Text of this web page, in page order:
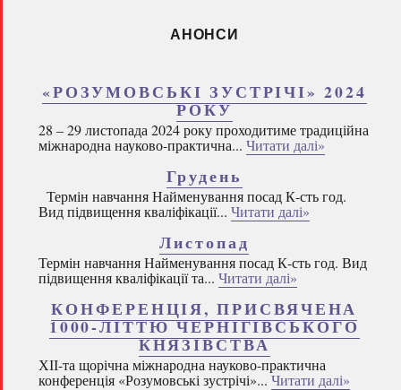
АНОНСИ
«РОЗУМОВСЬКІ ЗУСТРІЧІ» 2024
РОКУ
28 – 29 листопада 2024 року проходитиме традиційна
міжнародна науково-практична... Читати далі»
Грудень
Термін навчання Найменування посад К-сть год.
Вид підвищення кваліфікації... Читати далі»
Листопад
Термін навчання Найменування посад К-сть год. Вид
підвищення кваліфікації та... Читати далі»
КОНФЕРЕНЦІЯ, ПРИСВЯЧЕНА
1000-ЛІТТЮ ЧЕРНІГІВСЬКОГО
КНЯЗІВСТВА
ХІІ-та щорічна міжнародна науково-практична
конференція «Розумовські зустрічі»... Читати далі»